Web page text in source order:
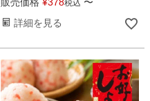
販売価格 ¥378税込 〜
詳細を見る